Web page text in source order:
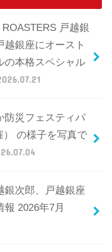
ROASTERS 戸越銀
越銀座にオースト
の本格スペシャル
防災フェスティバ
） の様子を写真で
銀次郎、戸越銀座
2026年7月